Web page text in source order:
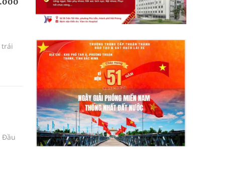
trái
Đầu